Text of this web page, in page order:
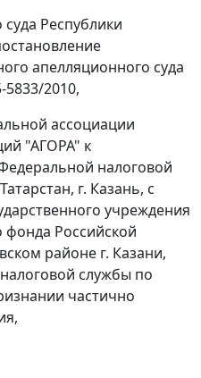
Республики
апелляционного суда
5833/2010,
ассоциации
"АГОРА" к
налоговой
г. Казань, с
учреждения
Российской
районе г. Казани,
службы по
частично